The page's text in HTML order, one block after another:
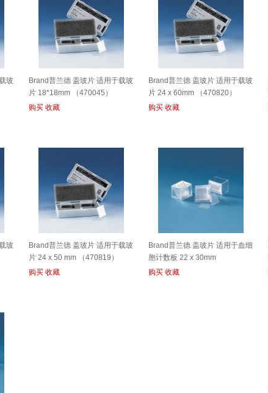
玻
Brand普兰德 盖玻片 适用于载玻
片 18*18mm （470045）
购买 收藏
Brand普兰德 盖玻片 适用于载玻
片 24 x 60mm （470820）
购买 收藏
玻
Brand普兰德 盖玻片 适用于载玻
片 24 x 50 mm （470819）
购买 收藏
Brand普兰德 盖玻片 适用于血细
胞计数板 22 x 30mm
（723016）
购买 收藏